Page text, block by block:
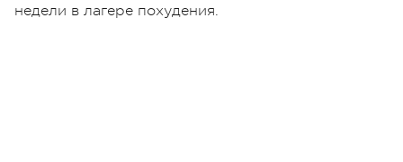
недели в лагере похудения.